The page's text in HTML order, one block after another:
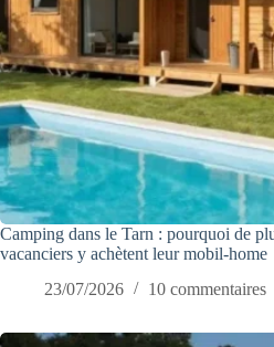
Camping dans le Tarn : pourquoi de
vacanciers y achètent leur mobil-home
23/07/2026
10 commentaires